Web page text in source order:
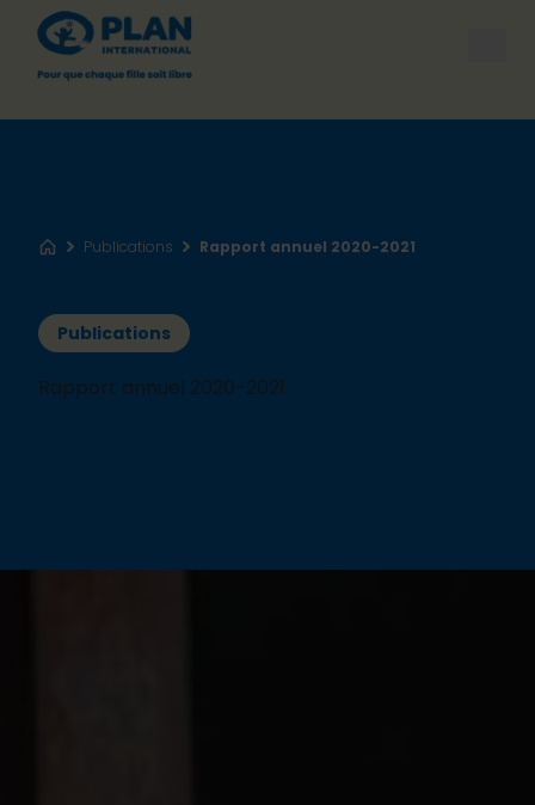
AccueilPublications Rapport annuel 2020-2021
Publications
Rapport annuel 2020-2021